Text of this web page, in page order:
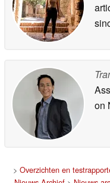
on
> Overzichten en